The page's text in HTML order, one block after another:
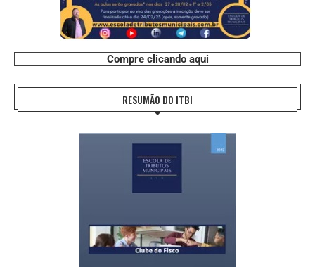
Compre clicando aqui
RESUMÃO DO ITBI